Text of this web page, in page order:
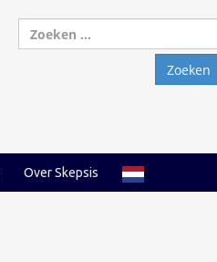
Over Skepsis